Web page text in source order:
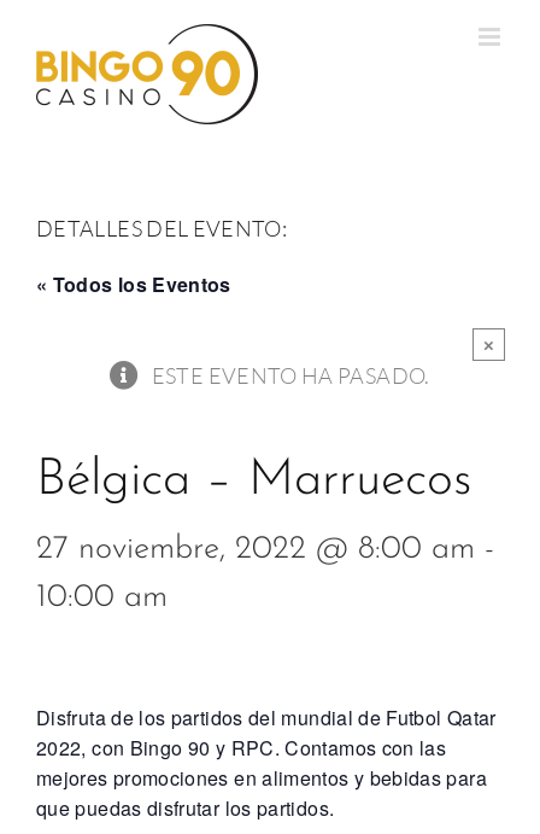
contenido
DETALLES DEL EVENTO:
« Todos los Eventos
×
ESTE EVENTO HA PASADO.
Bélgica – Marruecos
27 noviembre, 2022 @ 8:00 am -
10:00 am
Disfruta de los partidos del mundial de Futbol Qatar
2022, con Bingo 90 y RPC. Contamos con las
mejores promociones en alimentos y bebidas para
que puedas disfrutar los partidos.